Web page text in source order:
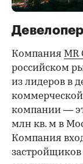
Девелопер
Компания MR
российском
из лидеров в
компании —
млн кв. м в
Компания